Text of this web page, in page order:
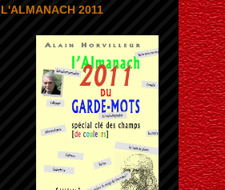
L'ALMANACH 2011